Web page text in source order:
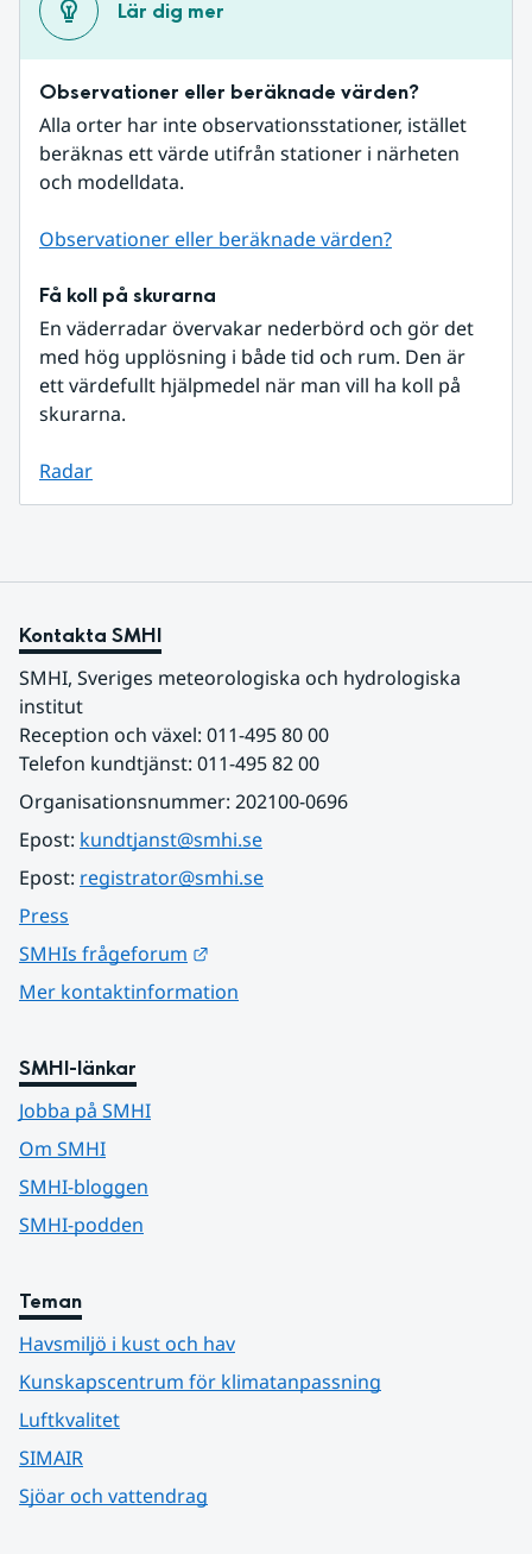
Lär dig mer
Observationer eller beräknade värden?
Alla orter har inte observationsstationer, istället
beräknas ett värde utifrån stationer i närheten
och modelldata.
Observationer eller beräknade värden?
Få koll på skurarna
En väderradar övervakar nederbörd och gör det
med hög upplösning i både tid och rum. Den är
ett värdefullt hjälpmedel när man vill ha koll på
skurarna.
Radar
Kontakta SMHI
SMHI, Sveriges meteorologiska och hydrologiska
institut
Reception och växel: 011-495 80 00
Telefon kundtjänst: 011-495 82 00
Organisationsnummer: 202100-0696
Epost: kundtjanst@smhi.se
Epost: registrator@smhi.se
Press
SMHIs frågeforum
Mer kontaktinformation
SMHI-länkar
Jobba på SMHI
Om SMHI
SMHI-bloggen
SMHI-podden
Teman
Havsmiljö i kust och hav
Kunskapscentrum för klimatanpassning
Luftkvalitet
SIMAIR
Sjöar och vattendrag